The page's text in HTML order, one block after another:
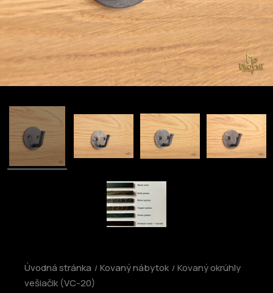
Úvodná stránka Kovaný nábytok
Kovaný okrúhly
vešiačik (VC-20)